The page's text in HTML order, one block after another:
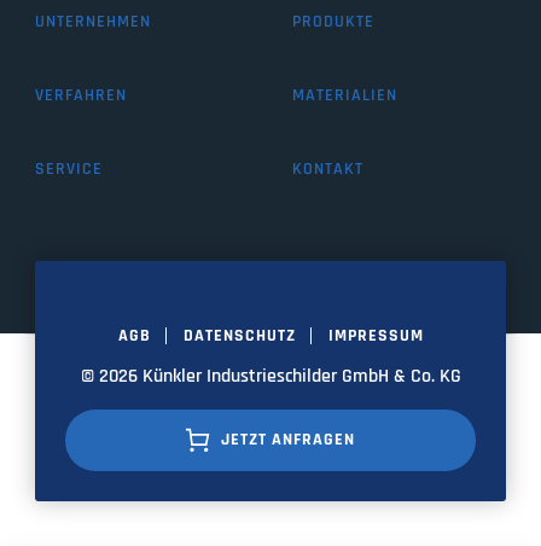
UNTERNEHMEN PRODUKTE
VERFAHREN MATERIALIEN
SERVICE KONTAKT
AGB DATENSCHUTZ IMPRESSUM
© 2026 Künkler Industrieschilder GmbH & Co. KG
JETZT ANFRAGEN